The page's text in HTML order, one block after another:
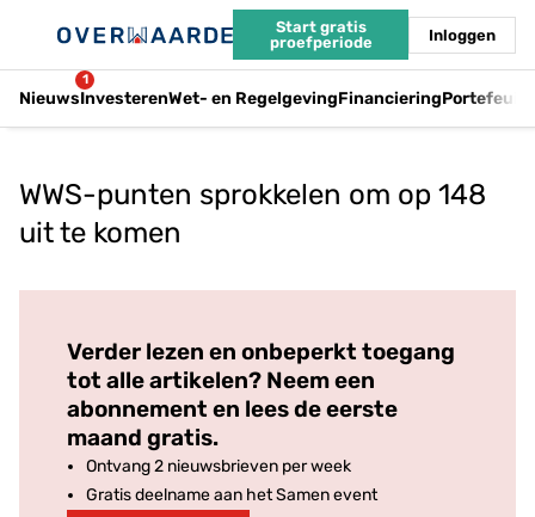
Start gratis
proefperiode
Inloggen
Nieuws
1
InvesterenWet- en RegelgevingFinanciering
WWS-punten sprokkelen om op 148
uit te komen
Verder lezen en onbeperkt toegang
tot alle artikelen? Neem een
abonnement en lees de eerste
maand gratis.
Ontvang 2 nieuwsbrieven per week
Gratis deelname aan het Samen event